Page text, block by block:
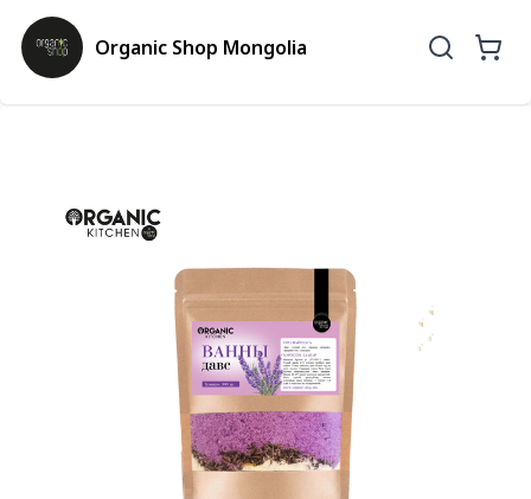
Organic Shop Mongolia